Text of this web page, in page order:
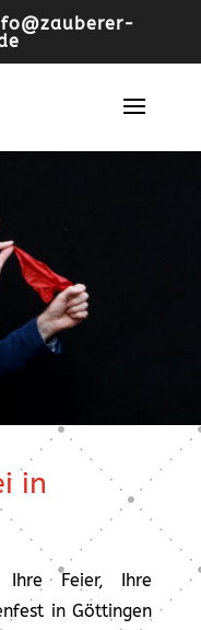
in
Ihre Feier, Ihre
in Göttingen